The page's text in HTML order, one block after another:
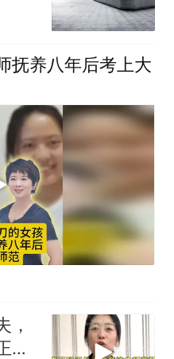
抚养八年后考上大
，
义